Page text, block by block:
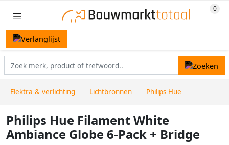
Elektra & verlichting Lichtbronnen Philips Hue
Philips Hue Filament White
Ambiance Globe 6-Pack + Bridge